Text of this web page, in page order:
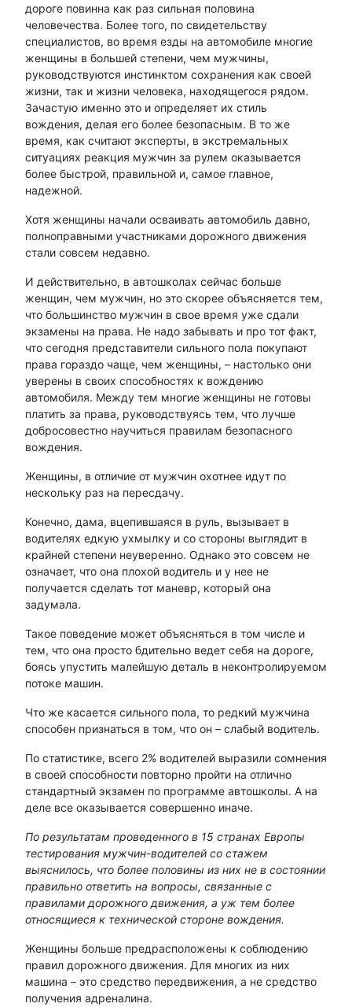
дороге повинна как раз сильная половина
человечества. Более того, по свидетельству
специалистов, во время езды на автомобиле многие
женщины в большей степени, чем мужчины,
руководствуются инстинктом сохранения как своей
жизни, так и жизни человека, находящегося рядом.
Зачастую именно это и определяет их стиль
вождения, делая его более безопасным. В то же
время, как считают эксперты, в экстремальных
ситуациях реакция мужчин за рулем оказывается
более быстрой, правильной и, самое главное,
надежной.
Хотя женщины начали осваивать автомобиль давно,
полноправными участниками дорожного движения
стали совсем недавно.
И действительно, в автошколах сейчас больше
женщин, чем мужчин, но это скорее объясняется тем,
что большинство мужчин в свое время уже сдали
экзамены на права. Не надо забывать и про тот факт,
что сегодня представители сильного пола покупают
права гораздо чаще, чем женщины, – настолько они
уверены в своих способностях к вождению
автомобиля. Между тем многие женщины не готовы
платить за права, руководствуясь тем, что лучше
добросовестно научиться правилам безопасного
вождения.
Женщины, в отличие от мужчин охотнее идут по
нескольку раз на пересдачу.
Конечно, дама, вцепившаяся в руль, вызывает в
водителях едкую ухмылку и со стороны выглядит в
крайней степени неуверенно. Однако это совсем не
означает, что она плохой водитель и у нее не
получается сделать тот маневр, который она
задумала.
Такое поведение может объясняться в том числе и
тем, что она просто бдительно ведет себя на дороге,
боясь упустить малейшую деталь в неконтролируемом
потоке машин.
Что же касается сильного пола, то редкий мужчина
способен признаться в том, что он – слабый водитель.
По статистике, всего 2% водителей выразили сомнения
в своей способности повторно пройти на отлично
стандартный экзамен по программе автошколы. А на
деле все оказывается совершенно иначе.
По результатам проведенного в 15 странах Европы
тестирования мужчин-водителей со стажем
выяснилось, что более половины из них не в состоянии
правильно ответить на вопросы, связанные с
правилами дорожного движения, а уж тем более
относящиеся к технической стороне вождения.
Женщины больше предрасположены к соблюдению
правил дорожного движения. Для многих из них
машина – это средство передвижения, а не средство
получения адреналина.